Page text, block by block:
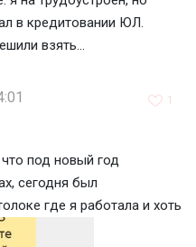
в кредитовании ЮЛ.
взять...
1
под новый год
сегодня был
где я работала и хоть